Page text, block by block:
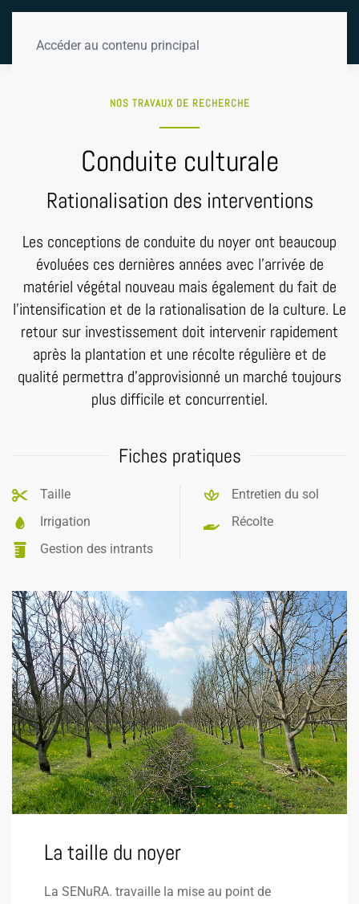
Accéder au contenu principal
NOS TRAVAUX DE RECHERCHE
Conduite culturale
Rationalisation des interventions
Les conceptions de conduite du noyer ont beaucoup
évoluées ces dernières années avec l’arrivée de
matériel végétal nouveau mais également du fait de
l’intensification et de la rationalisation de la culture. Le
retour sur investissement doit intervenir rapidement
après la plantation et une récolte régulière et de
qualité permettra d’approvisionné un marché toujours
plus difficile et concurrentiel.
Fiches pratiques
Taille
Irrigation
Gestion des intrants
Entretien du sol
Récolte
La taille du noyer
La SENuRA. travaille la mise au point de